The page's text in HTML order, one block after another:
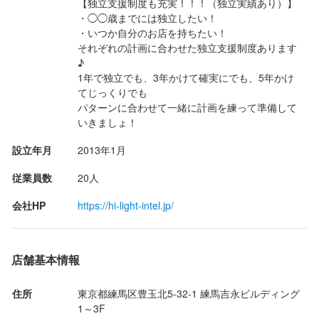
・◯◯歳までには独立したい！
・いつか自分のお店を持ちたい！
それぞれの計画に合わせた独立支援制度あります
♪
1年で独立でも、3年かけて確実にでも、5年かけ
てじっくりでも
パターンに合わせて一緒に計画を練って準備して
いきましょ！
設立年月
2013年1月
従業員数
20人
会社HP
https://hi-light-intel.jp/
店舗基本情報
住所
東京都練馬区豊玉北5-32-1 練馬吉永ビルディング
1～3F